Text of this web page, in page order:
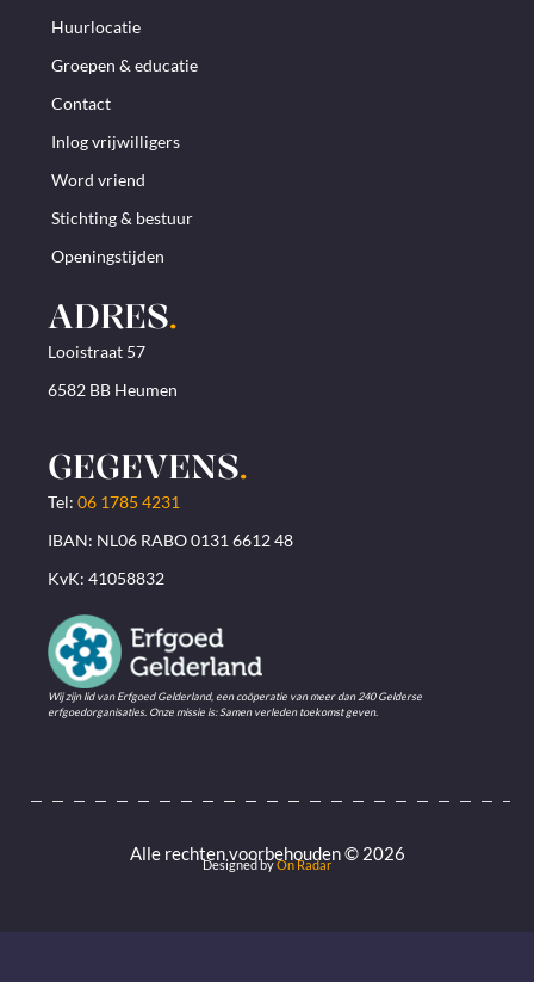
Huurlocatie
Groepen & educatie
Contact
Inlog vrijwilligers
Word vriend
Stichting & bestuur
Openingstijden
ADRES.
Looistraat 57
6582 BB Heumen
GEGEVENS.
Tel: 06 1785 4231
IBAN: NL06 RABO 0131 6612 48
KvK: 41058832
Wij zijn lid van Erfgoed Gelderland, een coöperatie van meer dan 240 Gelderse
erfgoedorganisaties. Onze missie is: Samen verleden toekomst geven.
Alle rechten voorbehouden © 2026
Designed byOn Radar